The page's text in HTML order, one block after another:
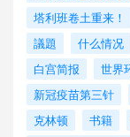
塔利班卷土重来！
議題
什么情况
白宫简报
世界
新冠疫苗第三针
克林顿
书籍